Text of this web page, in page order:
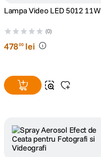
Lampa Video LED 5012 11W
(0)
47800 lei